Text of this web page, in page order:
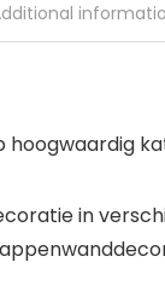
hoogwaardig
in